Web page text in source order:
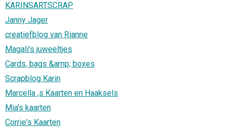
KARINSARTSCRAP
Janny Jager
creatiefblog van Rianne
Magali's juweeltjes
Cards, bags &amp; boxes
Scrapblog Karin
Marcella ,s Kaarten en Haaksels
Mia's kaarten
Corrie's Kaarten